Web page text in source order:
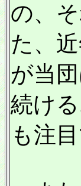
の、
た、
が当
続け
も注